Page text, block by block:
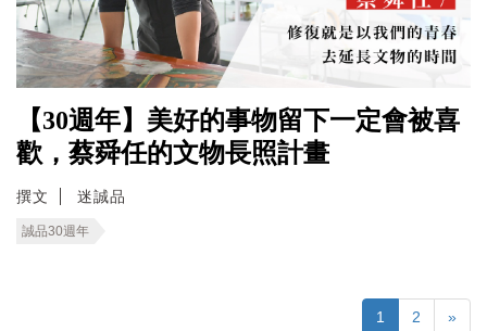
【30週年】美好的事物留下一定會被喜
歡，蔡舜任的文物長照計畫
撰文 迷誠品
誠品30週年
1 2 »